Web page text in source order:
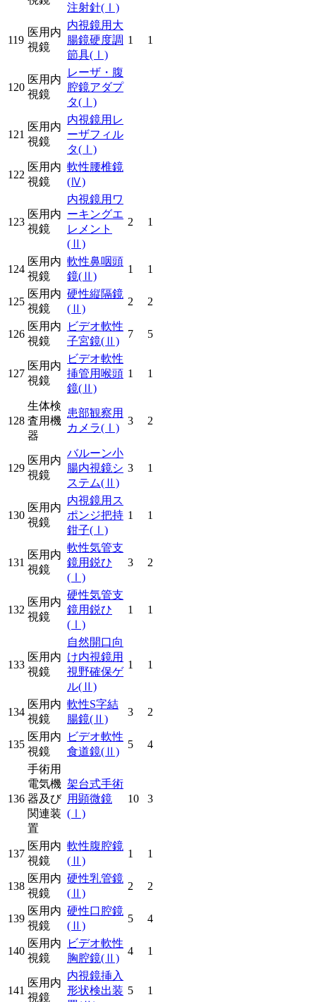
注射針(Ⅰ)
119
医用内
視鏡
内視鏡用大
腸鏡硬度調
節具(Ⅰ)
1 1
120
医用内
視鏡
レーザ・腹
腔鏡アダプ
タ(Ⅰ)
121
医用内
視鏡
内視鏡用レ
ーザフィル
タ(Ⅰ)
122
医用内
視鏡
軟性腰椎鏡
(Ⅳ)
123
医用内
視鏡
内視鏡用ワ
ーキングエ
レメント
(Ⅱ)
2 1
124
医用内
視鏡
軟性鼻咽頭
鏡(Ⅱ)
1 1
125
医用内
視鏡
硬性縦隔鏡
(Ⅱ)
2 2
126
医用内
視鏡
ビデオ軟性
子宮鏡(Ⅱ)
7 5
127
医用内
視鏡
ビデオ軟性
挿管用喉頭
鏡(Ⅱ)
1 1
128
生体検
査用機
器
患部観察用
カメラ(Ⅰ)
3 2
129
医用内
視鏡
バルーン小
腸内視鏡シ
ステム(Ⅱ)
3 1
130
医用内
視鏡
内視鏡用ス
ポンジ把持
鉗子(Ⅰ)
1 1
131
医用内
視鏡
軟性気管支
鏡用鋭ひ
(Ⅰ)
3 2
132
医用内
視鏡
硬性気管支
鏡用鋭ひ
(Ⅰ)
1 1
133
医用内
視鏡
自然開口向
け内視鏡用
視野確保ゲ
ル(Ⅱ)
1 1
134
医用内
視鏡
軟性S字結
腸鏡(Ⅱ)
3 2
135
医用内
視鏡
ビデオ軟性
食道鏡(Ⅱ)
5 4
136
手術用
電気機
器及び
関連装
置
架台式手術
用顕微鏡
(Ⅰ)
10 3
137
医用内
視鏡
軟性腹腔鏡
(Ⅱ)
1 1
138
医用内
視鏡
硬性乳管鏡
(Ⅱ)
2 2
139
医用内
視鏡
硬性口腔鏡
(Ⅱ)
5 4
140
医用内
視鏡
ビデオ軟性
胸腔鏡(Ⅱ)
4 1
141
医用内
視鏡
内視鏡挿入
形状検出装 5 1